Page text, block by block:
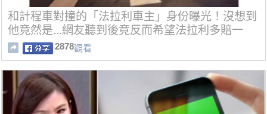
和計程車對撞的「法拉利車主」身份曝光！沒想到
他竟然是...網友聽到後竟反而希望法拉利多賠一
點？！
2878觀看